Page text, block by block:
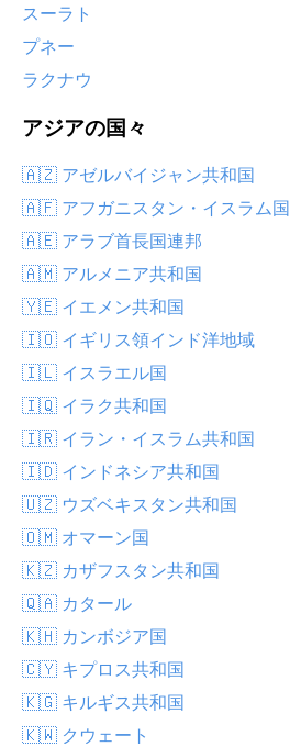
スーラト
プネー
ラクナウ
アジアの国々
🇦🇿 アゼルバイジャン共和国
🇦🇫 アフガニスタン・イスラム国
🇦🇪 アラブ首長国連邦
🇦🇲 アルメニア共和国
🇾🇪 イエメン共和国
🇮🇴 イギリス領インド洋地域
🇮🇱 イスラエル国
🇮🇶 イラク共和国
🇮🇷 イラン・イスラム共和国
🇮🇩 インドネシア共和国
🇺🇿 ウズベキスタン共和国
🇴🇲 オマーン国
🇰🇿 カザフスタン共和国
🇶🇦 カタール
🇰🇭 カンボジア国
🇨🇾 キプロス共和国
🇰🇬 キルギス共和国
🇰🇼 クウェート